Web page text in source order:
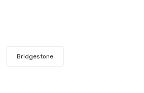
Bridgestone